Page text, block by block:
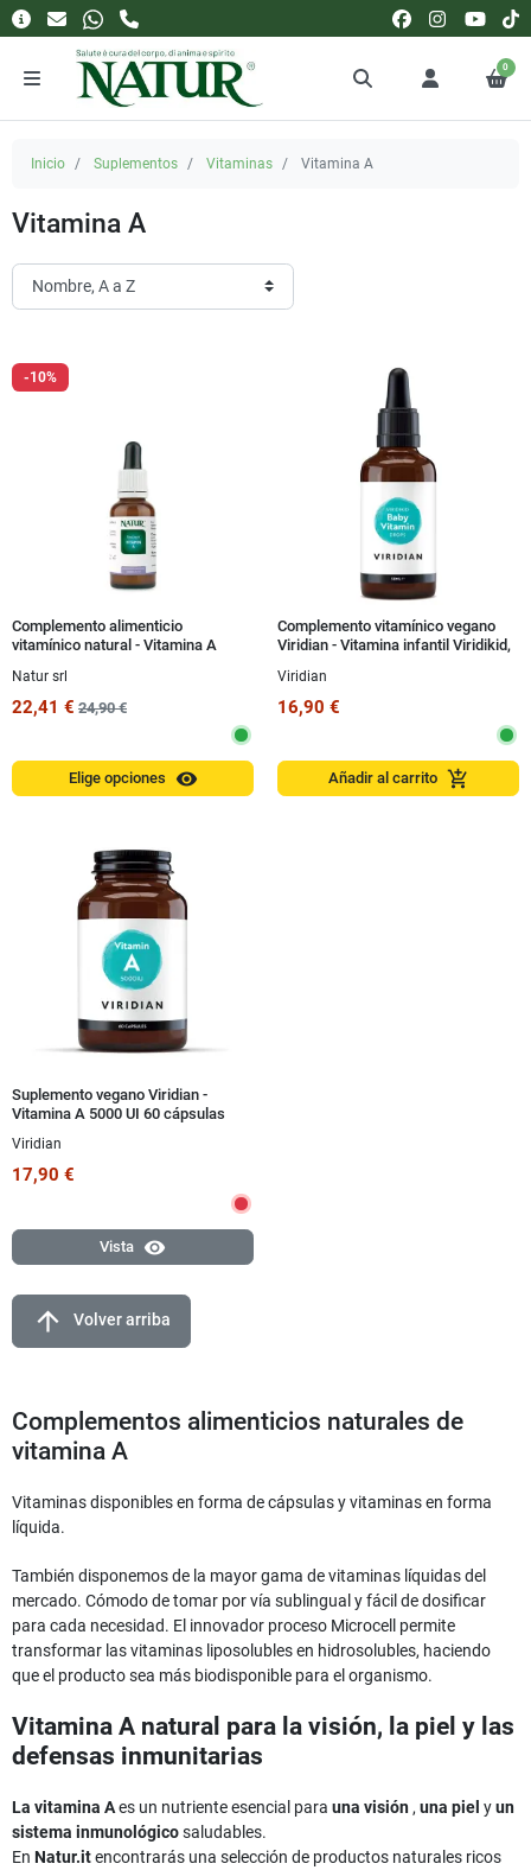
0
Inicio Suplementos Vitaminas Vitamina A
Vitamina A
-10%
Complemento alimenticio
vitamínico natural - Vitamina A
Natur srl
22,41 € 24,90 €
Elige opciones visibility
Complemento vitamínico vegano
Viridian - Vitamina infantil Viridikid,
Viridian
16,90 €
Añadir al carrito add_shopping_cart
Suplemento vegano Viridian -
Vitamina A 5000 UI 60 cápsulas
Viridian
17,90 €
Vista visibility
arrow_upward Volver arriba
Complementos alimenticios naturales de
vitamina A
Vitaminas disponibles en forma de cápsulas y vitaminas en forma
líquida.
También disponemos de la mayor gama de vitaminas líquidas del
mercado. Cómodo de tomar por vía sublingual y fácil de dosificar
para cada necesidad. El innovador proceso Microcell permite
transformar las vitaminas liposolubles en hidrosolubles, haciendo
que el producto sea más biodisponible para el organismo.
Vitamina A natural para la visión, la piel y las
defensas inmunitarias
La vitamina Aes un nutriente esencial para una visión , una piel yun
sistema inmunológicosaludables.
En Natur.itencontrarás una selección de productos naturales ricos